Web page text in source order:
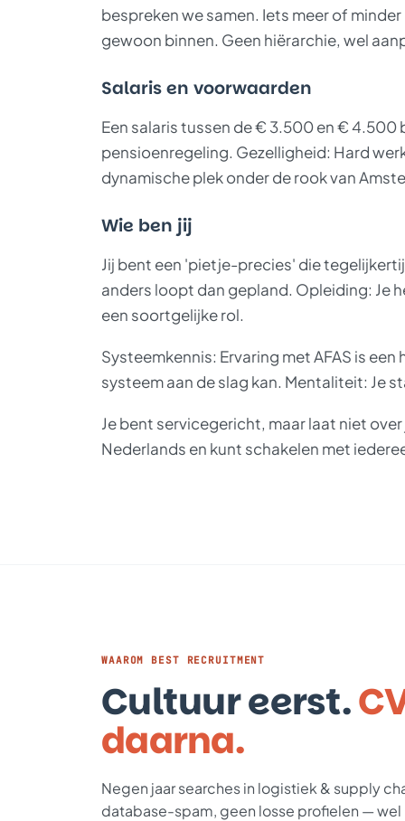
bespreken we samen. Iets meer of
gewoon binnen. Geen hiërarchie, wel
Salaris en voorwaarden
Een salaris tussen de € 3.500 en € 4.500
pensioenregeling. Gezelligheid: Hard
dynamische plek onder de rook van
Wie ben jij
Jij bent een 'pietje-precies' die
anders loopt dan gepland. Opleiding: Je
een soortgelijke rol.
Systeemkennis: Ervaring met AFAS is
systeem aan de slag kan. Mentaliteit: Je
Je bent servicegericht, maar laat niet
Nederlands en kunt schakelen met
WAAROM BEST RECRUITMENT
Cultuur eerst.
daarna.
Negen jaar searches in logistiek & supply
database-spam, geen losse profielen — wel